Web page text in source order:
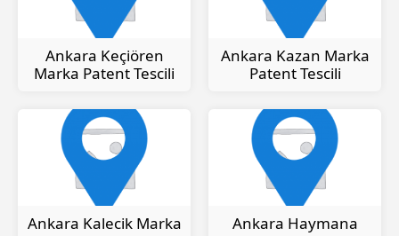
Ankara Keçiören
Marka Patent Tescili
Ankara Kazan Marka
Patent Tescili
Ankara Kalecik Marka
Ankara Haymana